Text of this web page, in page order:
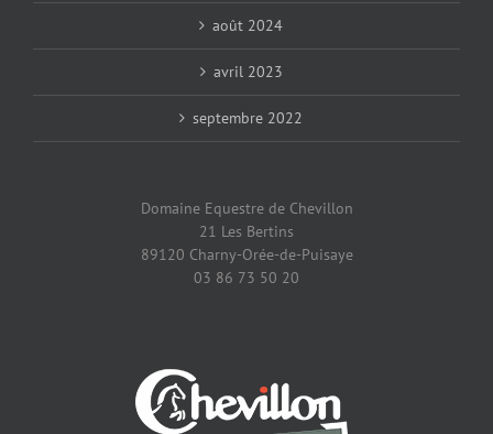
août 2024
avril 2023
septembre 2022
Domaine Equestre de Chevillon
21 Les Bertins
89120 Charny-Orée-de-Puisaye
03 86 73 50 20